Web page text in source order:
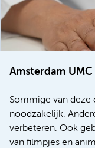
Amsterdam
Sommige van
noodzakelijk.
verbeteren. Ook
van filmpjes en
voor patiënten met
Kanker